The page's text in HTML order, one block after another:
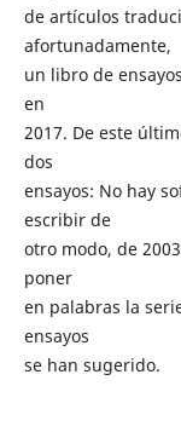
de artículos
afortunadamente,
un libro de
en
2017. De este
dos
ensayos: No hay
escribir de
otro modo, de
poner
en palabras la
ensayos
se han sugerido.